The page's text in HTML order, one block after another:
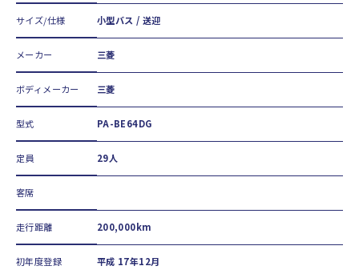
サイズ/仕様 小型バス / 送迎
メーカー 三菱
ボディメーカー 三菱
型式 PA-BE64DG
定員 29人
客席
走行距離 200,000km
初年度登録 平成 17年12月